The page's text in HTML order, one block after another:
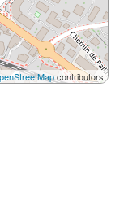
contributors